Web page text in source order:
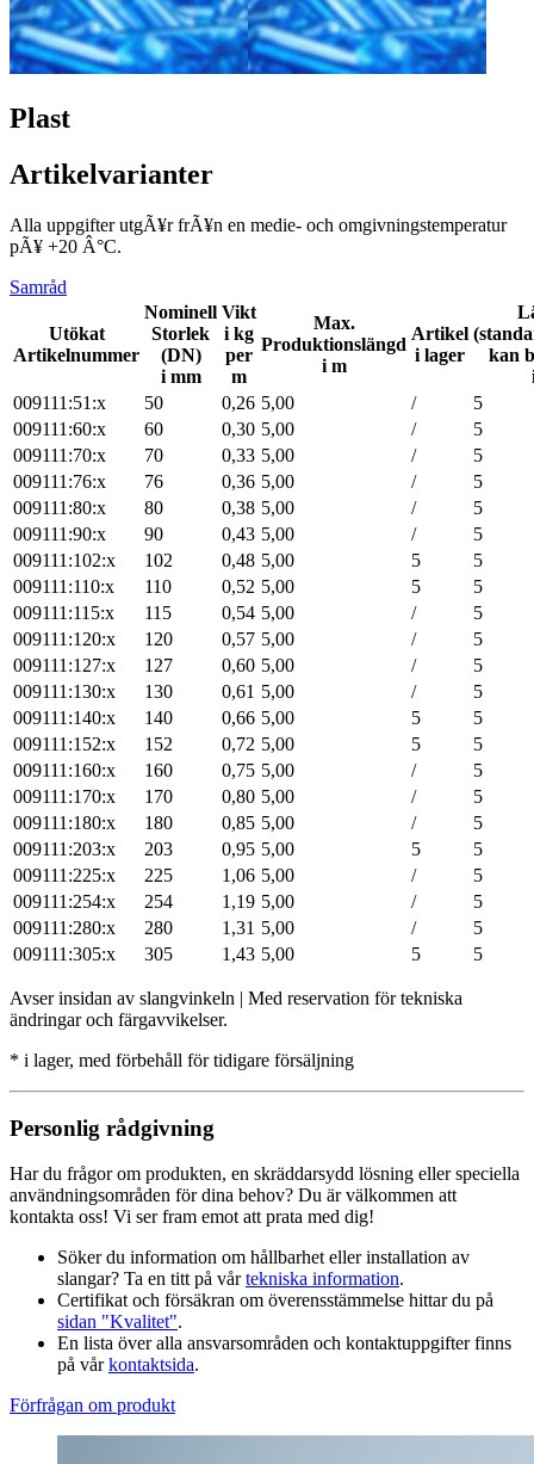
Plast
Artikelvarianter
Alla uppgifter utgÃ¥r frÃ¥n en medie- och omgivningstemperatur
pÃ¥ +20 Â°C.
Samråd
Utökat
Artikelnummer
Nominell
Storlek
(DN)
i mm
Vikt
i kg
per
m
Max.
Produktionslängd
i m
Artikel
i lager
kan
009111:51:x
50 0,26 5,00 /
5
009111:60:x
60 0,30 5,00 /
5
009111:70:x
70 0,33 5,00 /
5
009111:76:x
76 0,36 5,00 /
5
009111:80:x
80 0,38 5,00 /
5
009111:90:x
90 0,43 5,00 /
5
009111:102:x
102 0,48 5,00 5
5
009111:110:x
110 0,52 5,00 5
5
009111:115:x
115 0,54 5,00 /
5
009111:120:x
120 0,57 5,00 /
5
009111:127:x
127 0,60 5,00 /
5
009111:130:x
130 0,61 5,00 /
5
009111:140:x
140 0,66 5,00 5
5
009111:152:x
152 0,72 5,00 5
5
009111:160:x
160 0,75 5,00 /
5
009111:170:x
170 0,80 5,00 /
5
009111:180:x
180 0,85 5,00 /
5
009111:203:x
203 0,95 5,00 5
5
009111:225:x
225 1,06 5,00 /
5
009111:254:x
254 1,19 5,00 /
5
009111:280:x
280 1,31 5,00 /
5
009111:305:x
305 1,43 5,00 5 5
Avser insidan av slangvinkeln | Med reservation för tekniska
ändringar och färgavvikelser.
* i lager, med förbehåll för tidigare försäljning
Personlig rådgivning
Har du frågor om produkten, en skräddarsydd lösning eller speciella
användningsområden för dina behov? Du är välkommen att
kontakta oss! Vi ser fram emot att prata med dig!
Söker du information om hållbarhet eller installation av
slangar? Ta en titt på vårtekniska information.
Certifikat och försäkran om överensstämmelse hittar du på
sidan "Kvalitet".
En lista över alla ansvarsområden och kontaktuppgifter finns
på vårkontaktsida.
Förfrågan om produkt